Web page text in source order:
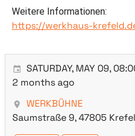
Weitere Informationen:
https://werkhaus-
SATURDAY, MAY 09,
2 months ago
WERKBÜHNE
Saumstraße 9, 47805